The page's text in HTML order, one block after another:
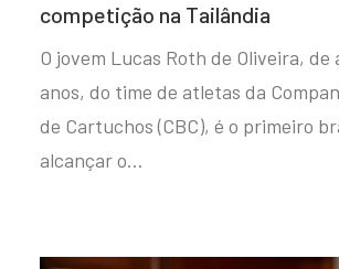
competição na Tailândia
O jovem Lucas Roth de Oliveira, de
anos, do time de atletas da
de Cartuchos (CBC), é o primeiro
alcançar o…